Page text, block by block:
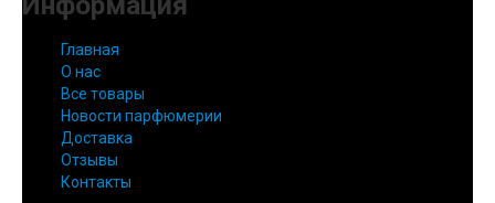
Главная
О нас
Все товары
Новости парфюмерии
Доставка
Отзывы
Контакты